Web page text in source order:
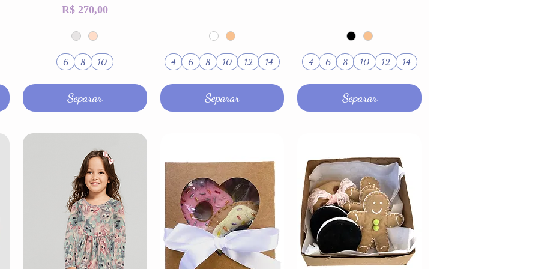
Preço
R$ 270,00
6 8 10
Separar
4 6 8 10 12 14
Separar
4 6 8 10 12 14
Separar